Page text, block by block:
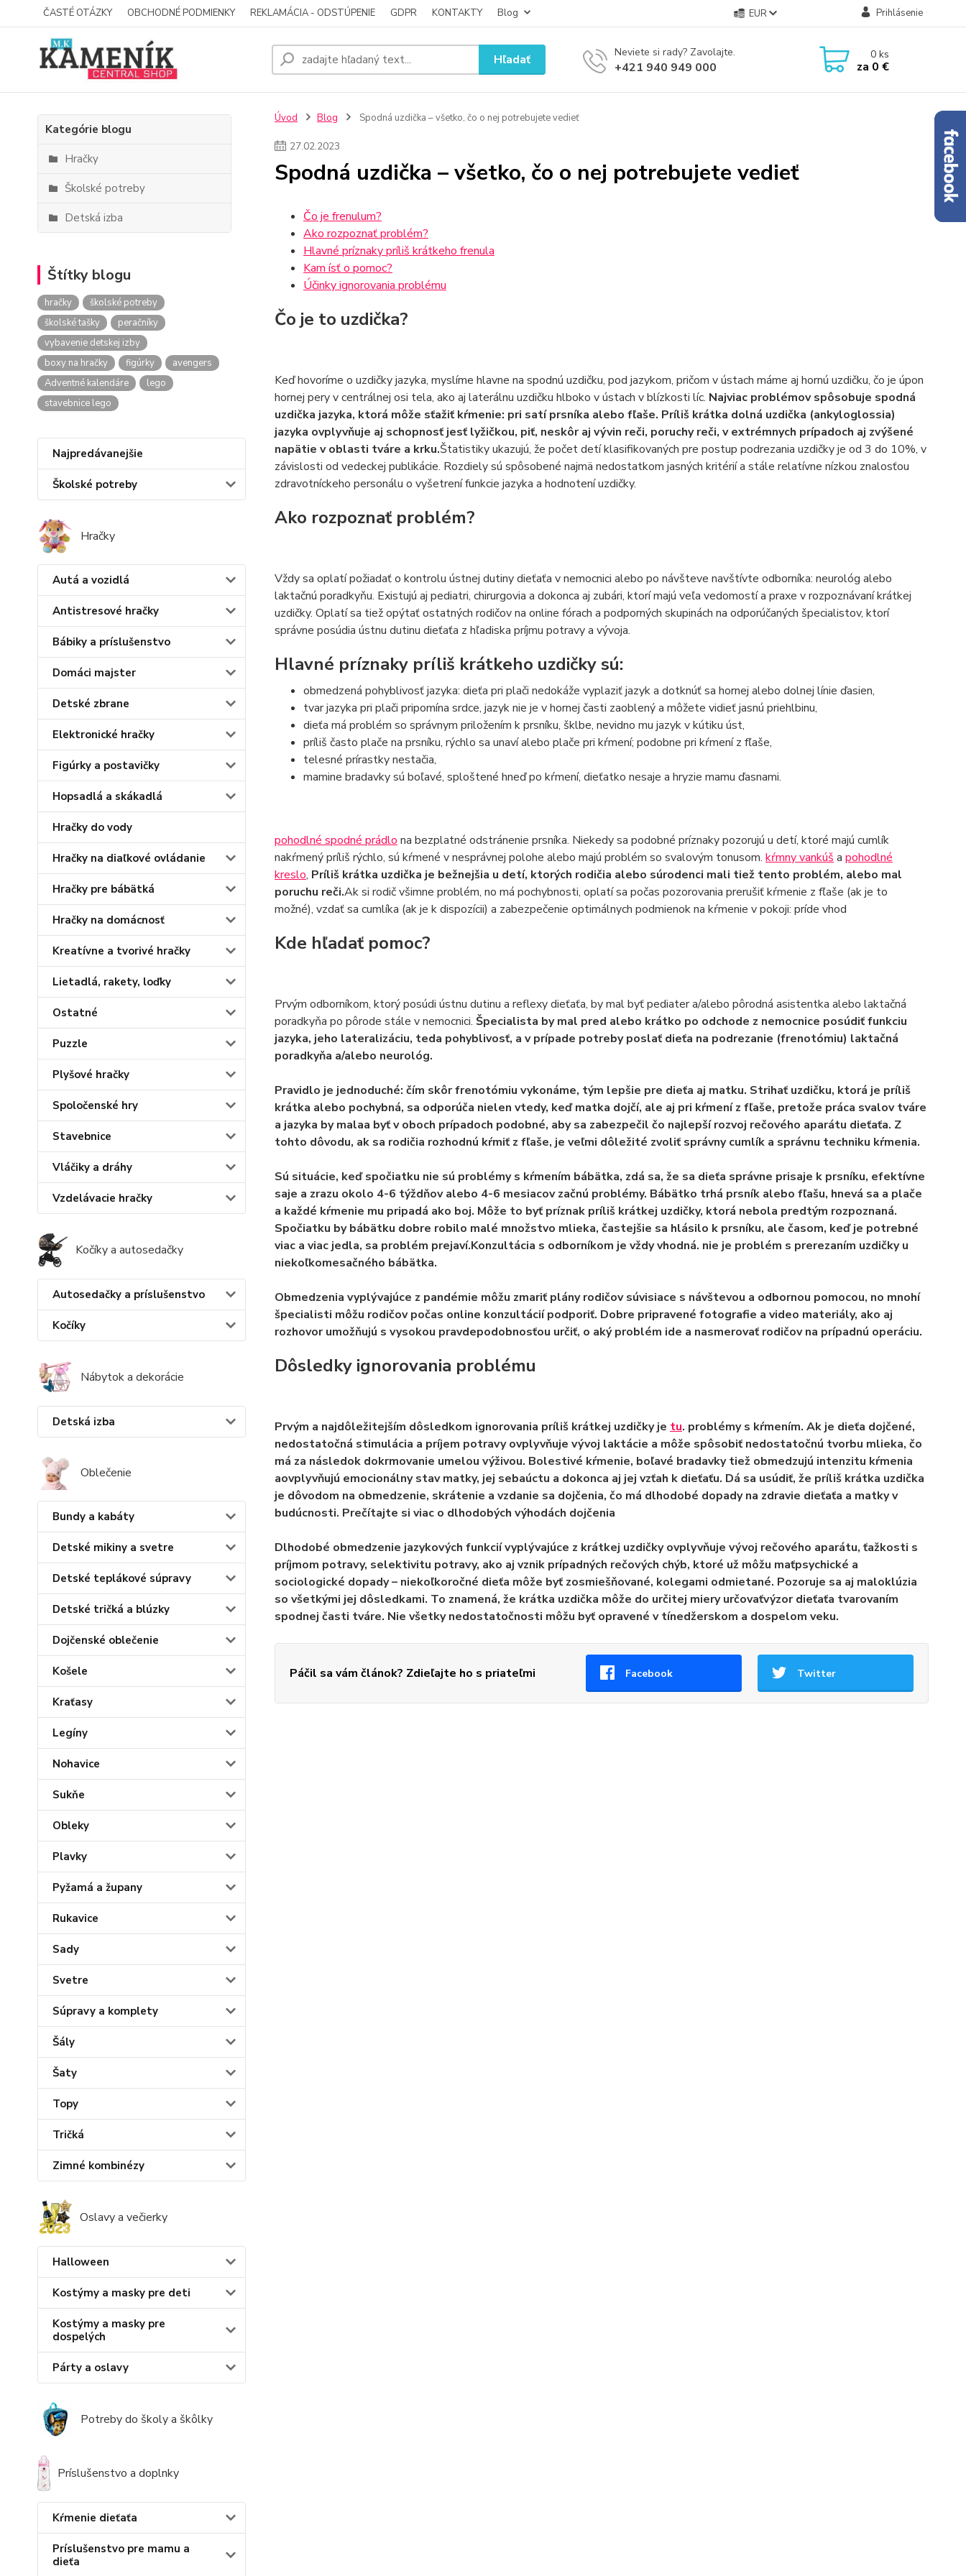
ČASTÉ OTÁZKY OBCHODNÉ PODMIENKY REKLAMÁCIA - ODSTÚPENIE GDPR KONTAKTY Blog EUR Prihlásenie
Hľadať Neviete si rady? Zavolajte.
+421 940 949 000
0ks
za 0 €
Kategórie blogu
Hračky
Školské potreby
Detská izba
Štítky blogu
hračky
školské potreby
školské tašky
peračníky
vybavenie detskej izby
boxy na hračky
figúrky
avengers
Adventné kalendáre
lego
stavebnice lego
Najpredávanejšie
Školské potreby
Hračky
Autá a vozidlá
Antistresové hračky
Bábiky a príslušenstvo
Domáci majster
Detské zbrane
Elektronické hračky
Figúrky a postavičky
Hopsadlá a skákadlá
Hračky do vody
Hračky na diaľkové ovládanie
Hračky pre bábätká
Hračky na domácnosť
Kreatívne a tvorivé hračky
Lietadlá, rakety, loďky
Ostatné
Puzzle
Plyšové hračky
Spoločenské hry
Stavebnice
Vláčiky a dráhy
Vzdelávacie hračky
Kočíky a autosedačky
Autosedačky a príslušenstvo
Kočíky
Nábytok a dekorácie
Detská izba
Oblečenie
Bundy a kabáty
Detské mikiny a svetre
Detské teplákové súpravy
Detské tričká a blúzky
Dojčenské oblečenie
Košele
Kraťasy
Legíny
Nohavice
Sukňe
Obleky
Plavky
Pyžamá a župany
Rukavice
Sady
Svetre
Súpravy a komplety
Šály
Šaty
Topy
Tričká
Zimné kombinézy
Oslavy a večierky
Halloween
Kostýmy a masky pre deti
Kostýmy a masky pre
dospelých
Párty a oslavy
Potreby do školy a škôlky
Príslušenstvo a doplnky
Kŕmenie dieťaťa
Príslušenstvo pre mamu a
dieťa
Úvod Blog Spodná uzdička – všetko, čo o nej potrebujete vedieť
27.02.2023
Spodná uzdička – všetko, čo o nej potrebujete vedieť
Čo je frenulum?
Ako rozpoznať problém?
Hlavné príznaky príliš krátkeho frenula
Kam ísť o pomoc?
Účinky ignorovania problému
Čo je to uzdička?
Keď hovoríme o uzdičky jazyka, myslíme hlavne na spodnú uzdičku, pod jazykom, pričom v ústach máme aj hornú uzdičku, čo je úpon
hornej pery v centrálnej osi tela, ako aj laterálnu uzdičku hlboko v ústach v blízkosti líc. Najviac problémov spôsobuje spodná
uzdička jazyka, ktorá môže sťažiť kŕmenie: pri satí prsníka alebo fľaše. Príliš krátka dolná uzdička (ankyloglossia)
jazyka ovplyvňuje aj schopnosť jesť lyžičkou, piť, neskôr aj vývin reči, poruchy reči, v extrémnych prípadoch aj zvýšené
napätie v oblasti tváre a krku.Štatistiky ukazujú, že počet detí klasifikovaných pre postup podrezania uzdičky je od 3 do 10%, v
závislosti od vedeckej publikácie. Rozdiely sú spôsobené najmä nedostatkom jasných kritérií a stále relatívne nízkou znalosťou
zdravotníckeho personálu o vyšetrení funkcie jazyka a hodnotení uzdičky.
Ako rozpoznať problém?
Vždy sa oplatí požiadať o kontrolu ústnej dutiny dieťaťa v nemocnici alebo po návšteve navštívte odborníka: neurológ alebo
laktačnú poradkyňu. Existujú aj pediatri, chirurgovia a dokonca aj zubári, ktorí majú veľa vedomostí a praxe v rozpoznávaní krátkej
uzdičky. Oplatí sa tiež opýtať ostatných rodičov na online fórach a podporných skupinách na odporúčaných špecialistov, ktorí
správne posúdia ústnu dutinu dieťaťa z hľadiska príjmu potravy a vývoja.
Hlavné príznaky príliš krátkeho uzdičky sú:
obmedzená pohyblivosť jazyka: dieťa pri plači nedokáže vyplaziť jazyk a dotknúť sa hornej alebo dolnej línie ďasien,
tvar jazyka pri plači pripomína srdce, jazyk nie je v hornej časti zaoblený a môžete vidieť jasnú priehlbinu,
dieťa má problém so správnym priložením k prsníku, šklbe, nevidno mu jazyk v kútiku úst,
príliš často plače na prsníku, rýchlo sa unaví alebo plače pri kŕmení; podobne pri kŕmení z fľaše,
telesné prírastky nestačia,
mamine bradavky sú boľavé, sploštené hneď po kŕmení, dieťatko nesaje a hryzie mamu ďasnami.
pohodlné spodné prádlo na bezplatné odstránenie prsníka. Niekedy sa podobné príznaky pozorujú u detí, ktoré majú cumlík
nakŕmený príliš rýchlo, sú kŕmené v nesprávnej polohe alebo majú problém so svalovým tonusom. kŕmny vankúš a pohodlné
kreslo, Príliš krátka uzdička je bežnejšia u detí, ktorých rodičia alebo súrodenci mali tiež tento problém, alebo mal
poruchu reči.Ak si rodič všimne problém, no má pochybnosti, oplatí sa počas pozorovania prerušiť kŕmenie z fľaše (ak je to
možné), vzdať sa cumlíka (ak je k dispozícii) a zabezpečenie optimálnych podmienok na kŕmenie v pokoji: príde vhod
Kde hľadať pomoc?
Prvým odborníkom, ktorý posúdi ústnu dutinu a reflexy dieťaťa, by mal byť pediater a/alebo pôrodná asistentka alebo laktačná
poradkyňa po pôrode stále v nemocnici. Špecialista by mal pred alebo krátko po odchode z nemocnice posúdiť funkciu
jazyka, jeho lateralizáciu, teda pohyblivosť, a v prípade potreby poslať dieťa na podrezanie (frenotómiu) laktačná
poradkyňa a/alebo neurológ.
Pravidlo je jednoduché: čím skôr frenotómiu vykonáme, tým lepšie pre dieťa aj matku. Strihať uzdičku, ktorá je príliš
krátka alebo pochybná, sa odporúča nielen vtedy, keď matka dojčí, ale aj pri kŕmení z fľaše, pretože práca svalov tváre
a jazyka by malaa byť v oboch prípadoch podobné, aby sa zabezpečil čo najlepší rozvoj rečového aparátu dieťaťa. Z
tohto dôvodu, ak sa rodičia rozhodnú kŕmiť z fľaše, je veľmi dôležité zvoliť správny cumlík a správnu techniku kŕmenia.
Sú situácie, keď spočiatku nie sú problémy s kŕmením bábätka, zdá sa, že sa dieťa správne prisaje k prsníku, efektívne
saje a zrazu okolo 4-6 týždňov alebo 4-6 mesiacov začnú problémy. Bábätko trhá prsník alebo fľašu, hnevá sa a plače
a každé kŕmenie mu pripadá ako boj. Môže to byť príznak príliš krátkej uzdičky, ktorá nebola predtým rozpoznaná.
Spočiatku by bábätku dobre robilo malé množstvo mlieka, častejšie sa hlásilo k prsníku, ale časom, keď je potrebné
viac a viac jedla, sa problém prejaví.Konzultácia s odborníkom je vždy vhodná. nie je problém s prerezaním uzdičky u
niekoľkomesačného bábätka.
Obmedzenia vyplývajúce z pandémie môžu zmariť plány rodičov súvisiace s návštevou a odbornou pomocou, no mnohí
špecialisti môžu rodičov počas online konzultácií podporiť. Dobre pripravené fotografie a video materiály, ako aj
rozhovor umožňujú s vysokou pravdepodobnosťou určiť, o aký problém ide a nasmerovať rodičov na prípadnú operáciu.
Dôsledky ignorovania problému
Prvým a najdôležitejším dôsledkom ignorovania príliš krátkej uzdičky je tu. problémy s kŕmením. Ak je dieťa dojčené,
nedostatočná stimulácia a príjem potravy ovplyvňuje vývoj laktácie a môže spôsobiť nedostatočnú tvorbu mlieka, čo
má za následok dokrmovanie umelou výživou. Bolestivé kŕmenie, boľavé bradavky tiež obmedzujú intenzitu kŕmenia
aovplyvňujú emocionálny stav matky, jej sebaúctu a dokonca aj jej vzťah k dieťaťu. Dá sa usúdiť, že príliš krátka uzdička
je dôvodom na obmedzenie, skrátenie a vzdanie sa dojčenia, čo má dlhodobé dopady na zdravie dieťaťa a matky v
budúcnosti. Prečítajte si viac o dlhodobých výhodách dojčenia
Dlhodobé obmedzenie jazykových funkcií vyplývajúce z krátkej uzdičky ovplyvňuje vývoj rečového aparátu, ťažkosti s
príjmom potravy, selektivitu potravy, ako aj vznik prípadných rečových chýb, ktoré už môžu maťpsychické a
sociologické dopady – niekoľkoročné dieťa môže byť zosmiešňované, kolegami odmietané. Pozoruje sa aj maloklúzia
so všetkými jej dôsledkami. To znamená, že krátka uzdička môže do určitej miery určovaťvýzor dieťaťa tvarovaním
spodnej časti tváre. Nie všetky nedostatočnosti môžu byť opravené v tínedžerskom a dospelom veku.
Páčil sa vám článok? Zdieľajte ho s priateľmi Facebook Twitter